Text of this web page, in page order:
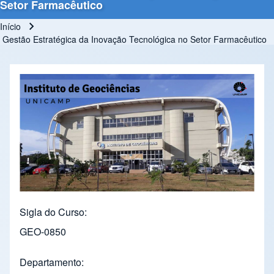
Setor Farmacêutico
Trilha de navegação
Início
Gestão Estratégica da Inovação Tecnológica no Setor Farmacêutico
Sigla do Curso
GEO-0850
Departamento